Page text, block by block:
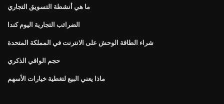
ما هي أنشطة التسويق التجاري
الضرائب التجارية اليوم كندا
شراء الطاقة الوحش على الانترنت في المملكة المتحدة
حجم الواقي الذكري
ماذا يعني البيع لتغطية خيارات الأسهم